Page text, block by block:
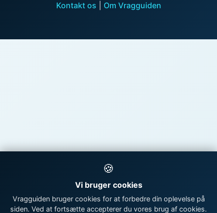
Kontakt os
Om Vragguiden
🍪
Vi bruger cookies
Vragguiden bruger cookies for at forbedre din oplevelse på
siden. Ved at fortsætte accepterer du vores brug af cookies.